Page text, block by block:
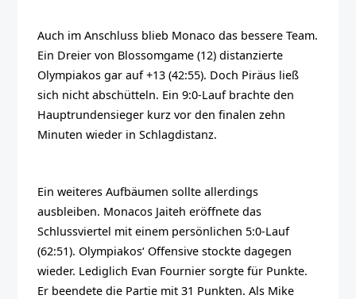
Auch im Anschluss blieb Monaco das bessere Team.
Ein Dreier von Blossomgame (12) distanzierte
Olympiakos gar auf +13 (42:55). Doch Piräus ließ
sich nicht abschütteln. Ein 9:0-Lauf brachte den
Hauptrundensieger kurz vor den finalen zehn
Minuten wieder in Schlagdistanz.
Ein weiteres Aufbäumen sollte allerdings
ausbleiben. Monacos Jaiteh eröffnete das
Schlussviertel mit einem persönlichen 5:0-Lauf
(62:51). Olympiakos‘ Offensive stockte dagegen
wieder. Lediglich Evan Fournier sorgte für Punkte.
Er beendete die Partie mit 31 Punkten. Als Mike